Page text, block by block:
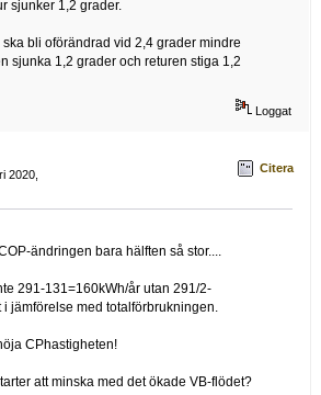
sjunker 1,2 grader.
bli oförändrad vid 2,4 grader mindre
sjunka 1,2 grader och returen stiga 1,2
Loggat
2020,
Citera
ändringen bara hälften så stor....
291-131=160kWh/år utan 291/2-
jämförelse med totalförbrukningen.
CPhastigheten!
att minska med det ökade VB-flödet?